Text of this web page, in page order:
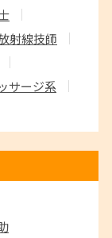
射線技師
サージ系